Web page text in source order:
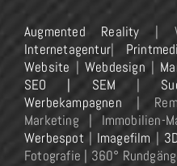
Augmented Reality |
Internetagentur|
Website | Webdesign |
SEO | SEM |
Werbekampagnen |
Marketing | Immobilien-
Werbespot | Imagefilm |
Fotografie | 360°